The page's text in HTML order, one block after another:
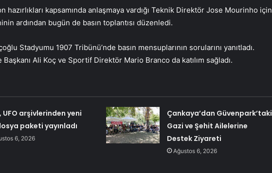
hazırlıkları kapsamında anlaşmaya vardığı Teknik Direktör Jose Mourinho için
ardından bugün de basın toplantısı düzenledi.
Stadyumu 1907 Tribünü’nde basın mensuplarının sorularını yanıtladı.
Başkanı Ali Koç ve Sportif Direktör Mario Branco da katılım sağladı.
UFO arşivlerinden yeni
paketi yayınladı
6, 2026
Çankaya’dan Güvenpark’taki
Gazi ve Şehit Ailelerine
Destek Ziyareti
Ağustos 6, 2026